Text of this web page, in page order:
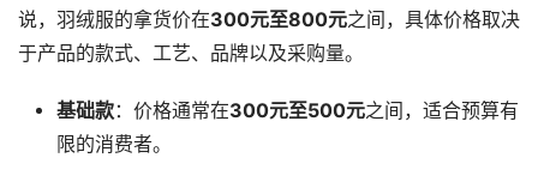
说，羽绒服的拿货价在300元至800元之间，具体价格取决
于产品的款式、工艺、品牌以及采购量。
基础款：价格通常在300元至500元之间，适合预算有
限的消费者。